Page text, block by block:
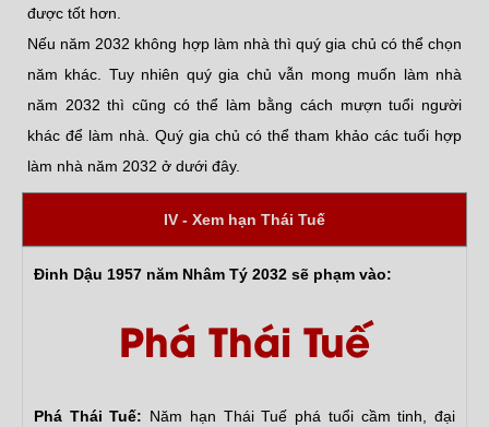
được tốt hơn.
Nếu năm 2032 không hợp làm nhà thì quý gia chủ có thể chọn
năm khác. Tuy nhiên quý gia chủ vẫn mong muốn làm nhà
năm 2032 thì cũng có thể làm bằng cách mượn tuổi người
khác để làm nhà. Quý gia chủ có thể tham khảo các tuổi hợp
làm nhà năm 2032 ở dưới đây.
IV - Xem hạn Thái Tuế
Đinh Dậu 1957 năm Nhâm Tý 2032 sẽ phạm vào:
Phá Thái Tuế
Phá Thái Tuế: Năm hạn Thái Tuế phá tuổi cầm tinh, đại